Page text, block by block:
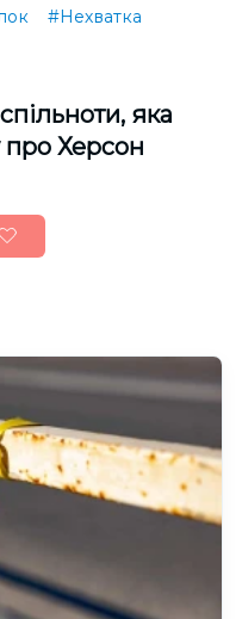
#Нехватка
яка
про Херсон